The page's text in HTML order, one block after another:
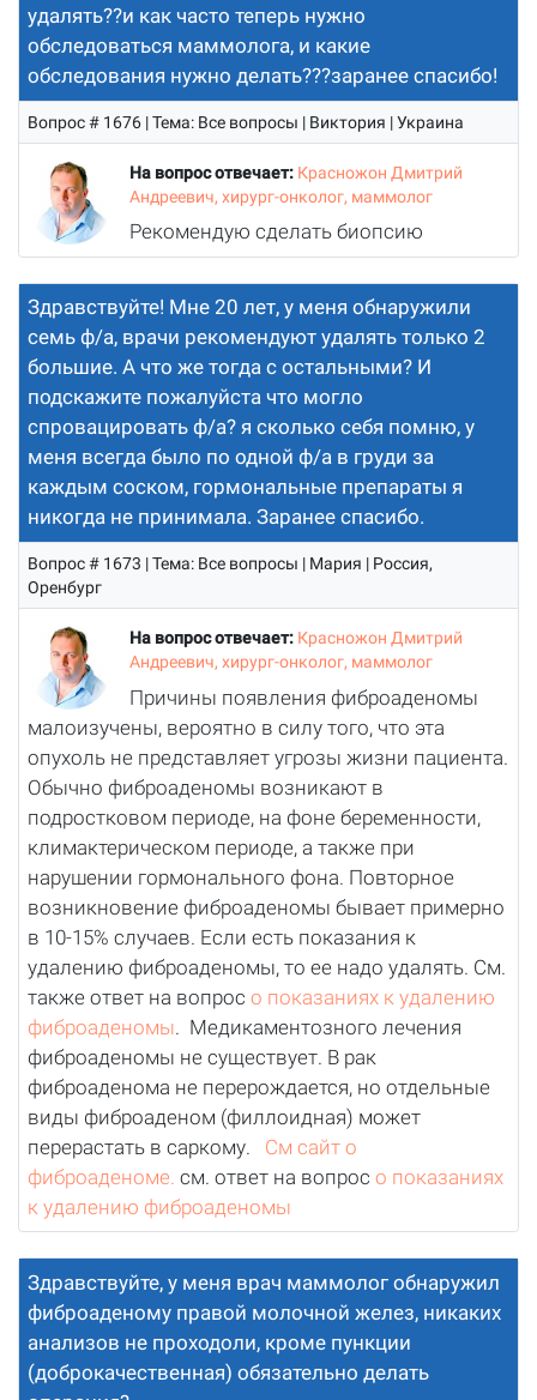
удалять??и как часто теперь нужно
обследоваться маммолога, и какие
обследования нужно делать???заранее спасибо!
Вопрос # 1676 | Тема: Все вопросы | Виктория | Украина
На вопрос отвечает: Красножон Дмитрий
Андреевич, хирург-онколог, маммолог
Рекомендую сделать биопсию
Здравствуйте! Мне 20 лет, у меня обнаружили
семь ф/а, врачи рекомендуют удалять только 2
большие. А что же тогда с остальными? И
подскажите пожалуйста что могло
спровацировать ф/а? я сколько себя помню, у
меня всегда было по одной ф/а в груди за
каждым соском, гормональные препараты я
никогда не принимала. Заранее спасибо.
Вопрос # 1673 | Тема: Все вопросы | Мария | Россия,
Оренбург
На вопрос отвечает: Красножон Дмитрий
Андреевич, хирург-онколог, маммолог
Причины появления фиброаденомы
малоизучены, вероятно в силу того, что эта
опухоль не представляет угрозы жизни пациента.
Обычно фиброаденомы возникают в
подростковом периоде, на фоне беременности,
климактерическом периоде, а также при
нарушении гормонального фона. Повторное
возникновение фиброаденомы бывает примерно
в 10-15% случаев. Если есть показания к
удалению фиброаденомы, то ее надо удалять. См.
также ответ на вопросо показаниях к удалению
фиброаденомы. Медикаментозного лечения
фиброаденомы не существует. В рак
фиброаденома не перерождается, но отдельные
виды фиброаденом (филлоидная) может
перерастать в саркому. См сайт о
фиброаденоме. см. ответ на вопросо показаниях
к удалению фиброаденомы
Здравствуйте, у меня врач маммолог обнаружил
фиброаденому правой молочной желез, никаких
анализов не проходоли, кроме пункции
(доброкачественная) обязательно делать